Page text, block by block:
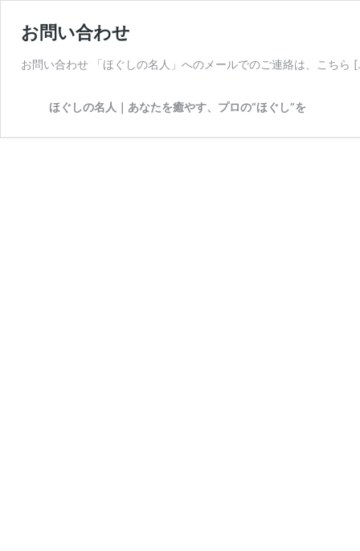
お問い合わせ
お問い合わせ 「ほぐしの名人」へのメールでのご連絡は、こちら
ほぐしの名人｜あなたを癒やす、プロの“ほぐし”を